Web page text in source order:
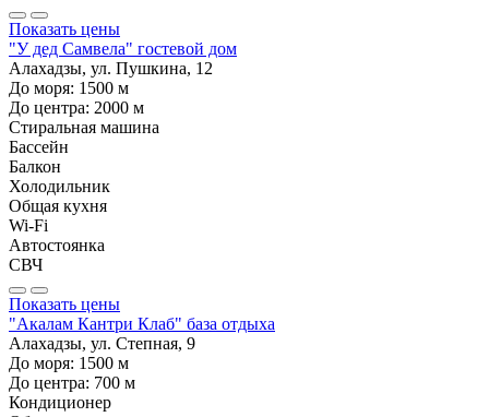
Показать цены
"У дед Самвела" гостевой дом
Алахадзы, ул. Пушкина, 12
До моря: 1500 м
До центра: 2000 м
Стиральная машина
Бассейн
Балкон
Холодильник
Общая кухня
Wi-Fi
Автостоянка
СВЧ
Показать цены
"Акалам Кантри Клаб" база отдыха
Алахадзы, ул. Степная, 9
До моря: 1500 м
До центра: 700 м
Кондиционер